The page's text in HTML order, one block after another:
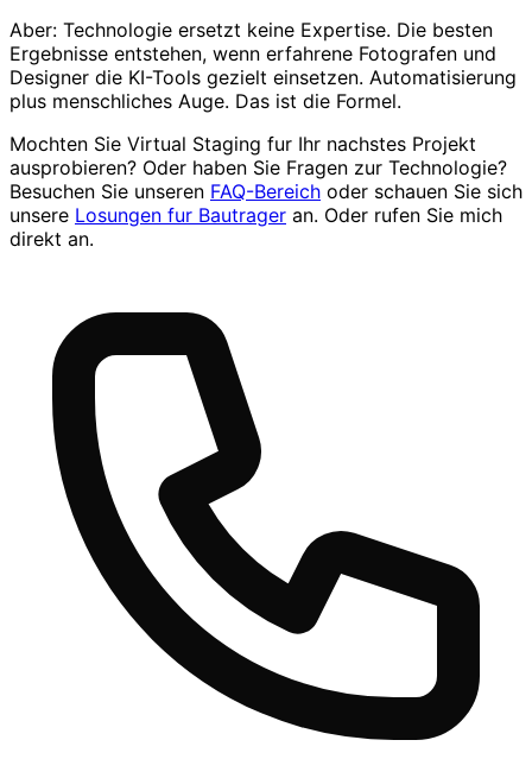
Aber: Technologie ersetzt keine Expertise. Die besten
Ergebnisse entstehen, wenn erfahrene Fotografen und
Designer die KI-Tools gezielt einsetzen. Automatisierung
plus menschliches Auge. Das ist die Formel.
Mochten Sie Virtual Staging fur Ihr nachstes Projekt
ausprobieren? Oder haben Sie Fragen zur Technologie?
Besuchen Sie unseren FAQ-Bereich oder schauen Sie sich
unsere Losungen fur Bautrager an. Oder rufen Sie mich
direkt an.